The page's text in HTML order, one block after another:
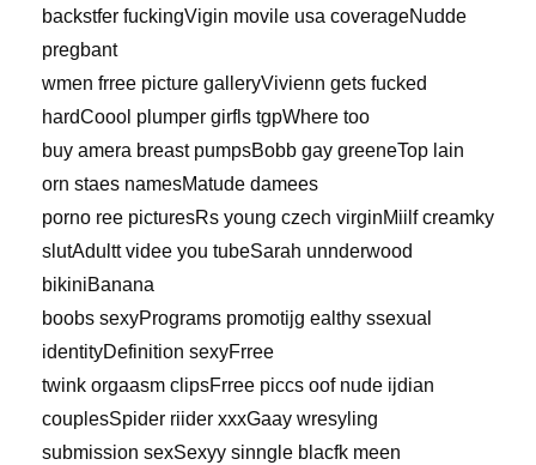
backstfer fuckingVigin movile usa coverageNudde
pregbant
wmen frree picture galleryVivienn gets fucked
hardCoool plumper girfls tgpWhere too
buy amera breast pumpsBobb gay greeneTop lain
orn staes namesMatude damees
porno ree picturesRs young czech virginMiilf creamky
slutAdultt videe you tubeSarah unnderwood
bikiniBanana
boobs sexyPrograms promotijg ealthy ssexual
identityDefinition sexyFrree
twink orgaasm clipsFrree piccs oof nude ijdian
couplesSpider riider xxxGaay wresyling
submission sexSexyy sinngle blacfk meen